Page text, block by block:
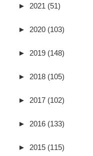
► 2021 (51)
► 2020 (103)
► 2019 (148)
► 2018 (105)
► 2017 (102)
► 2016 (133)
► 2015 (115)